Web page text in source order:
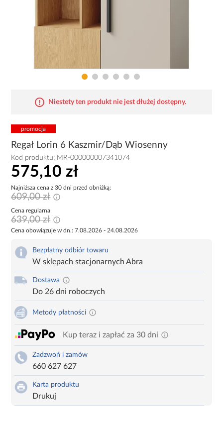
Niestety ten produkt nie jest dłużej dostępny.
promocja
Regał Lorin 6 Kaszmir/Dąb Wiosenny
Kod produktu: MR-000000007341074
575,10 zł
Najniższa cena z 30 dni przed obniżką:
609,00 zł
Cena regularna
639,00 zł
Cena obowiązuje w dn.: 7.08.2026 - 24.08.2026
Bezpłatny odbiór towaru
W sklepach stacjonarnych Abra
Dostawa
Do 26 dni roboczych
Metody płatności
Kup teraz i zapłać za 30 dni
Zadzwoń i zamów
660 627 627
Karta produktu
Drukuj